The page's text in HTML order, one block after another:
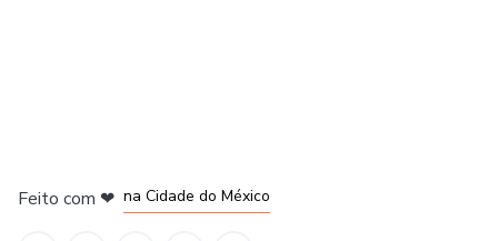
Feito com ❤ na Cidade do México